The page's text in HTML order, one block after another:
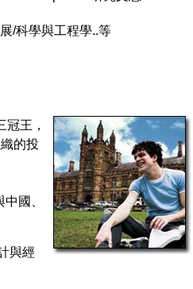
/科學與工程學..等
王，
的投
國、
與經